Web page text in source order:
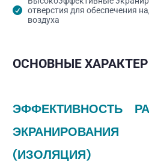
отверстия для обеспечения
воздуха
ОСНОВНЫЕ
ЭФФЕКТИВНОСТЬ
ЭКРАНИРОВАНИЯ
(ИЗОЛЯЦИЯ)